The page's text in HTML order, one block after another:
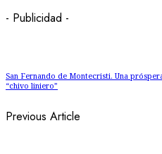
- Publicidad -
San Fernando de Montecristi. Una
“chivo liniero”
Previous Article